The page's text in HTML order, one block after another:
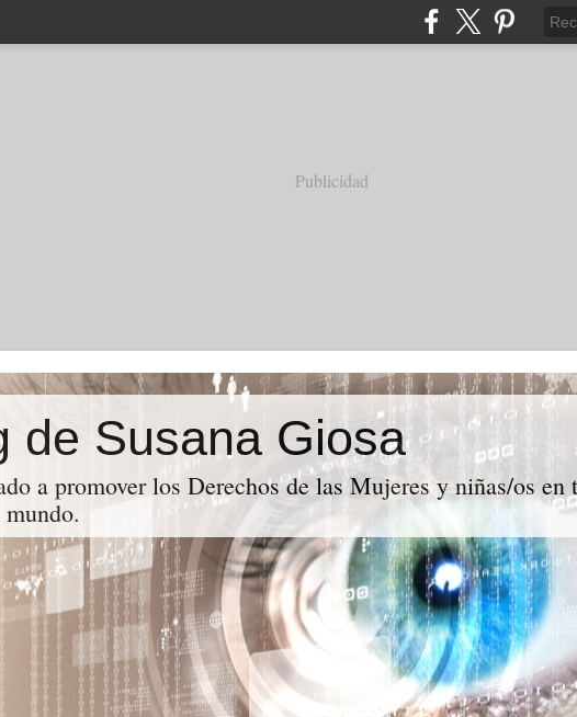
Publicidad
de Susana Giosa
a promover los Derechos de las Mujeres y niñas/os